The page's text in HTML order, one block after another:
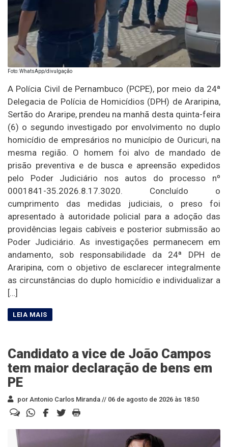
Foto: WhatsApp/divulgação
A Polícia Civil de Pernambuco (PCPE), por meio da 24ª
Delegacia de Polícia de Homicídios (DPH) de Araripina,
Sertão do Araripe, prendeu na manhã desta quinta-feira
(6) o segundo investigado por envolvimento no duplo
homicídio de empresários no município de Ouricuri, na
mesma região. O homem foi alvo de mandado de
prisão preventiva e de busca e apreensão expedidos
pelo Poder Judiciário nos autos do processo nº
0001841-35.2026.8.17.3020. Concluído o
cumprimento das medidas judiciais, o preso foi
apresentado à autoridade policial para a adoção das
providências legais cabíveis e posterior submissão ao
Poder Judiciário. As investigações permanecem em
andamento, sob responsabilidade da 24ª DPH de
Araripina, com o objetivo de esclarecer integralmente
as circunstâncias do duplo homicídio e individualizar a
[…]
Candidato a vice de João Campos
tem maior declaração de bens em
PE
por Antonio Carlos Miranda // 06 de agosto de 2026 às 18:50